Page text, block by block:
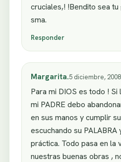
cruciales,! !Bendito sea tu
sma.
Responder
Margarita.5 diciembre, 2008
Para mi DIOS es todo !
mi PADRE debo
en sus manos y cumplir
escuchando su PALABRA
práctica. Todo pasa en la
nuestras buenas obras ,